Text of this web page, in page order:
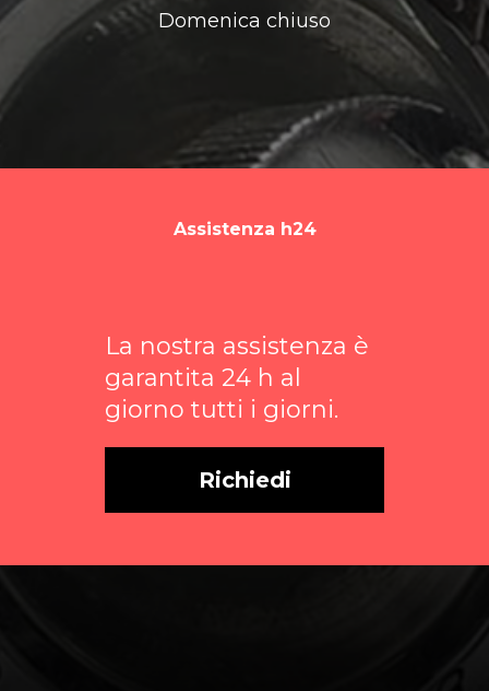
Domenica chiuso
Assistenza h24
La nostra assistenza è
garantita 24 h al
giorno tutti i giorni.
Richiedi